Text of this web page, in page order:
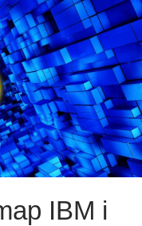
IBM i